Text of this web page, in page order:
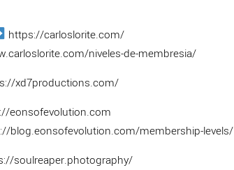
https://carloslorite.com/
niveles-de-membresia/
xd7productions.com/
eonsofevolution.com
blog.eonsofevolution.com/membership-levels/
soulreaper.photography/